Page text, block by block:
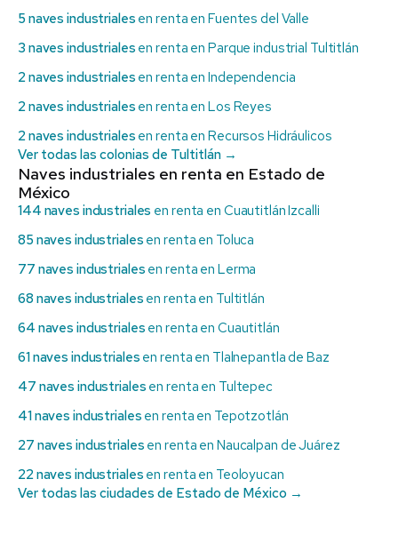
5 naves industriales en renta en Fuentes del Valle
3 naves industriales en renta en Parque industrial Tultitlán
2 naves industriales en renta en Independencia
2 naves industriales en renta en Los Reyes
2 naves industriales en renta en Recursos Hidráulicos
Ver todas las colonias de Tultitlán →
Naves industriales en renta en Estado de
México
144 naves industriales en renta en Cuautitlán Izcalli
85 naves industriales en renta en Toluca
77 naves industriales en renta en Lerma
68 naves industriales en renta en Tultitlán
64 naves industriales en renta en Cuautitlán
61 naves industriales en renta en Tlalnepantla de Baz
47 naves industriales en renta en Tultepec
41 naves industriales en renta en Tepotzotlán
27 naves industriales en renta en Naucalpan de Juárez
22 naves industriales en renta en Teoloyucan
Ver todas las ciudades de Estado de México →